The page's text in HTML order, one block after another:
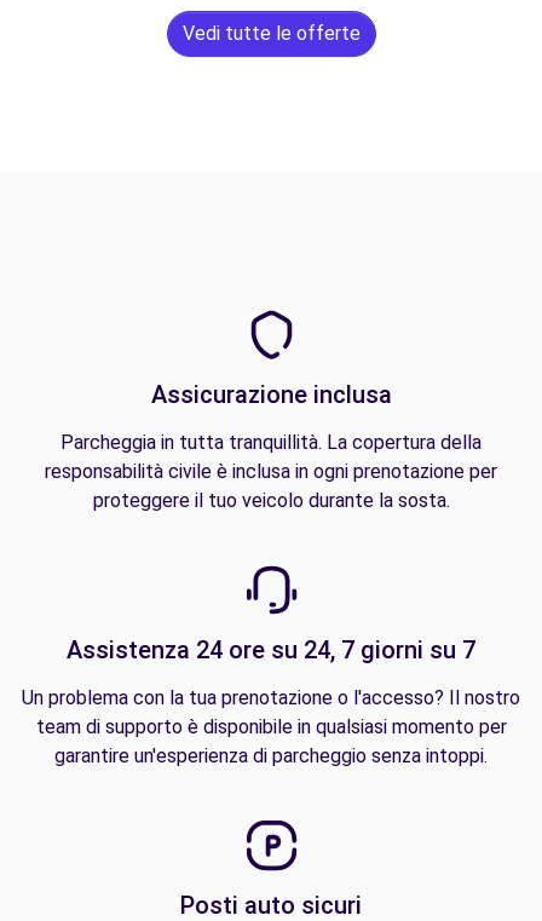
Vedi tutte le offerte
Assicurazione inclusa
Parcheggia in tutta tranquillità. La copertura della
responsabilità civile è inclusa in ogni prenotazione per
proteggere il tuo veicolo durante la sosta.
Assistenza 24 ore su 24, 7 giorni su 7
Un problema con la tua prenotazione o l'accesso? Il nostro
team di supporto è disponibile in qualsiasi momento per
garantire un'esperienza di parcheggio senza intoppi.
Posti auto sicuri